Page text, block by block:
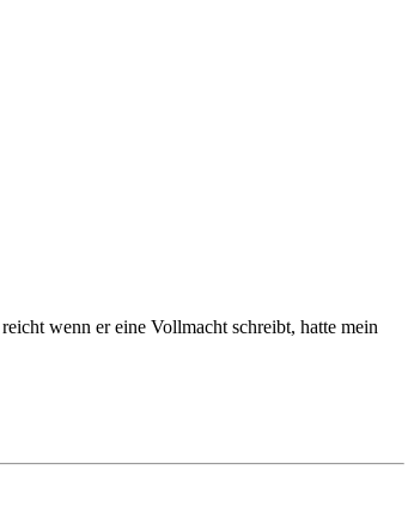
wenn er eine Vollmacht schreibt, hatte mein